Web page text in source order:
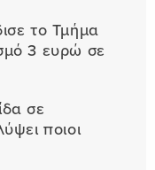
το Τμήμα
3 ευρώ σε
σε
ποιοι